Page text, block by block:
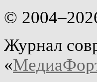
©
Журнал
«